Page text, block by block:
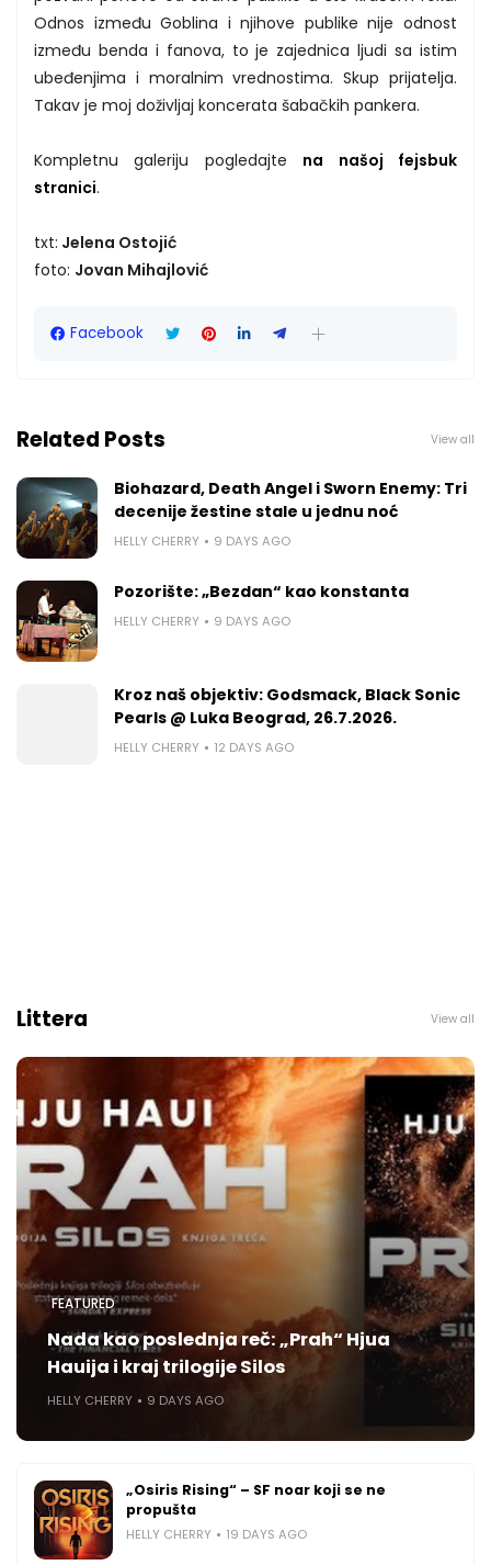
Odnos između Goblina i njihove publike nije odnost
između benda i fanova, to je zajednica ljudi sa istim
ubeđenjima i moralnim vrednostima. Skup prijatelja.
Takav je moj doživljaj koncerata šabačkih pankera.
Kompletnu galeriju pogledajte na našoj fejsbuk
stranici.
txt: Jelena Ostojić
foto: Jovan Mihajlović
Facebook
Related Posts View all
Biohazard, Death Angel i Sworn Enemy: Tri
decenije žestine stale u jednu noć
HELLY CHERRY 9 DAYS AGO
Pozorište: „Bezdan“ kao konstanta
HELLY CHERRY 9 DAYS AGO
Kroz naš objektiv: Godsmack, Black Sonic
Pearls @ Luka Beograd, 26.7.2026.
HELLY CHERRY 12 DAYS AGO
Littera View all
FEATURED
Nada kao poslednja reč: „Prah“ Hjua
Hauija i kraj trilogije Silos
HELLY CHERRY 9 DAYS AGO
„Osiris Rising“ – SF noar koji se ne
propušta
HELLY CHERRY 19 DAYS AGO